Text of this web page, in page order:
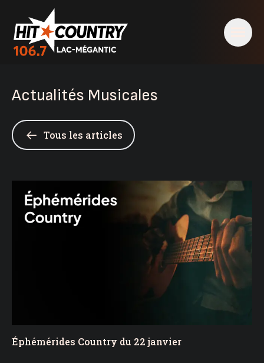
Actualités Musicales
Tous les articles
Éphémérides Country du 22 janvier